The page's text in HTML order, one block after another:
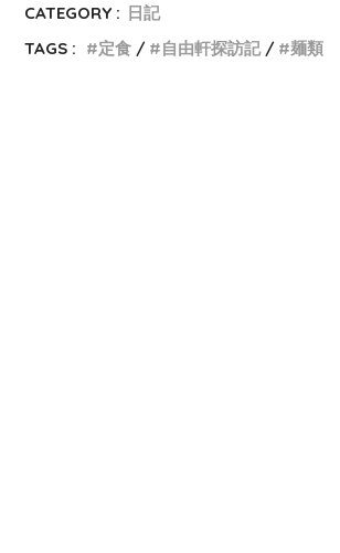
CATEGORY : 日記
TAGS :
定食 自由軒探訪記 麺類